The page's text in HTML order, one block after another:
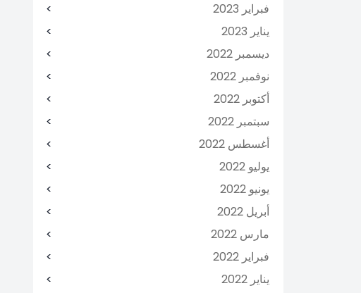
فبراير 2023
يناير 2023
ديسمبر 2022
نوفمبر 2022
أكتوبر 2022
سبتمبر 2022
أغسطس 2022
يوليو 2022
يونيو 2022
أبريل 2022
مارس 2022
فبراير 2022
يناير 2022